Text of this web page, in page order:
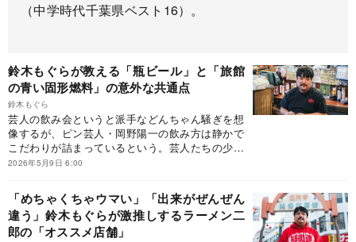
（中学時代千葉県ベスト16）。
鈴木もぐらが教える「瓶ビール」と「旅館
の青い固形燃料」の意外な共通点
鈴木もぐら
芸人の飲み会というと派手などんちゃん騒ぎを想
像するが、ピン芸人・岡野陽一の飲み方は静かで
こだわりが詰まっているという。芸人たちの少し
知的な酒の嗜み方を、後輩の鈴木もぐらが明か
飯』（ポプラ社）の一部を抜粋・編集したもので
す。
2026年5月9日 6:00
「めちゃくちゃウマい」「出来がぜんぜん
違う」鈴木もぐらが激推しするラーメン二
郎の「オススメ店舗」